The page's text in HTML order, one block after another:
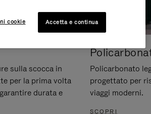
sulla scocca in
per la prima volta
durata e
Policarbonato
progettato per
viaggi moderni.
SCOPRI
cookie Accetta e continua